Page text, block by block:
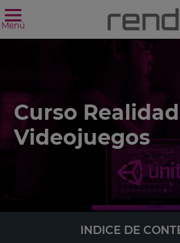
Menú
Curso
Videojuegos
INDICE DE